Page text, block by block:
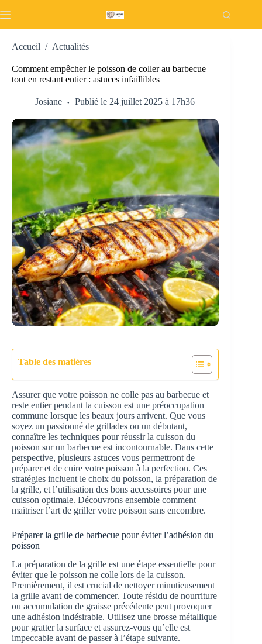
au
Accueil / Actualités
Comment empêcher le poisson de coller au barbecue
tout en restant entier : astuces infaillibles
Josiane Publié le 24 juillet 2025 à 17h36
Table des matières
Assurer que votre poisson ne colle pas au barbecue et
reste entier pendant la cuisson est une préoccupation
commune lorsque les beaux jours arrivent. Que vous
soyez un passionné de grillades ou un débutant,
connaître les techniques pour réussir la cuisson du
poisson sur un barbecue est incontournable. Dans cette
perspective, plusieurs astuces vous permettront de
préparer et de cuire votre poisson à la perfection. Ces
stratégies incluent le choix du poisson, la préparation de
la grille, et l’utilisation des bons accessoires pour une
cuisson optimale. Découvrons ensemble comment
maîtriser l’art de griller votre poisson sans encombre.
Préparer la grille de barbecue pour éviter l’adhésion du
poisson
La préparation de la grille est une étape essentielle pour
éviter que le poisson ne colle lors de la cuisson.
Premièrement, il est crucial de nettoyer minutieusement
la grille avant de commencer. Toute résidu de nourriture
ou accumulation de graisse précédente peut provoquer
une adhésion indésirable. Utilisez une brosse métallique
pour gratter la surface et assurez-vous qu’elle est
impeccable avant de passer à l’étape suivante.